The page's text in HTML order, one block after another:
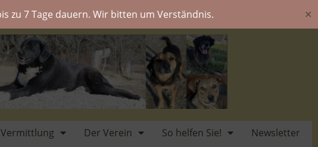
zu 7 Tage dauern. Wir bitten um Verständnis. ✕
Vermittlung Der Verein So helfen Sie!
Newsletter